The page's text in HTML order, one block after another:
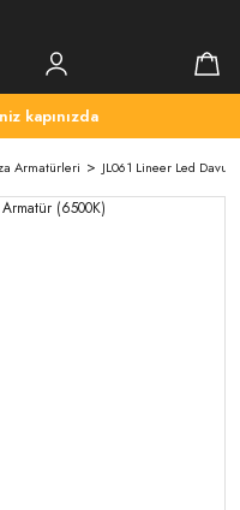
kapınızda
Armatürleri JL061 Lineer Led Davul